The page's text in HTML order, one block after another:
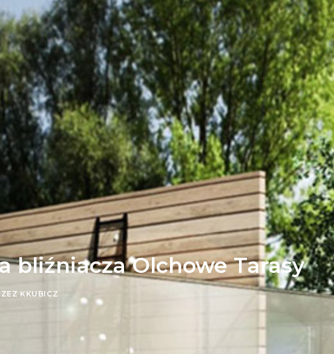
bliźniacza Olchowe Tarasy
KKUBICZ